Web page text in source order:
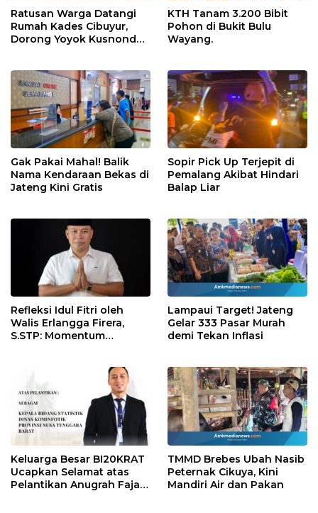
Ratusan Warga Datangi
Rumah Kades Cibuyur,
Dorong Yoyok Kusnondo
KTH Tanam 3.200 Bibit
Pohon di Bukit Bulu
Wayang.
Gak Pakai Mahal! Balik
Nama Kendaraan Bekas di
Jateng Kini Gratis
Sopir Pick Up Terjepit di
Pemalang Akibat Hindari
Balap Liar
Refleksi Idul Fitri oleh
Walis Erlangga Firera,
S.STP: Momentum
Lampaui Target! Jateng
Gelar 333 Pasar Murah
demi Tekan Inflasi
Keluarga Besar BI20KRAT
Ucapkan Selamat atas
Pelantikan Anugrah Fajar
TMMD Brebes Ubah Nasib
Peternak Cikuya, Kini
Mandiri Air dan Pakan